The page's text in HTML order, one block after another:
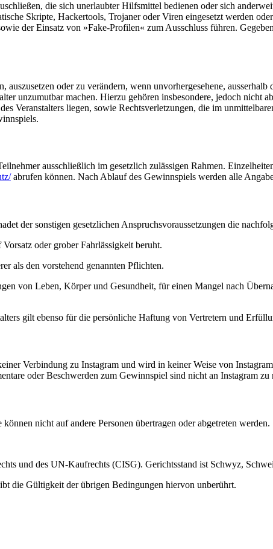
die sich unerlaubter Hilfsmittel bedienen oder sich
Skripte, Hackertools, Trojaner oder Viren eingesetzt werden
der Einsatz von »Fake-Profilen« zum Ausschluss führen.
oder zu verändern, wenn unvorhergesehene,
unzumutbar machen. Hierzu gehören insbesondere, jedoch nicht
Veranstalters liegen, sowie Rechtsverletzungen, die im
ausschließlich im gesetzlich zulässigen Rahmen.
abrufen können. Nach Ablauf des Gewinnspiels werden alle
der sonstigen gesetzlichen Anspruchsvoraussetzungen die
oder grober Fahrlässigkeit beruht.
als den vorstehend genannten Pflichten.
von Leben, Körper und Gesundheit, für einen Mangel nach
gilt ebenso für die persönliche Haftung von Vertretern und
Verbindung zu Instagram und wird in keiner Weise von
oder Beschwerden zum Gewinnspiel sind nicht an Instagram
nicht auf andere Personen übertragen oder abgetreten werden.
und des UN-Kaufrechts (CISG). Gerichtsstand ist Schwyz,
die Gültigkeit der übrigen Bedingungen hiervon unberührt.